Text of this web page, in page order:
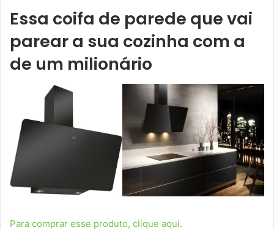
Essa coifa de parede que vai
parear a sua cozinha com a
de um milionário
Para comprar esse produto, clique aqui.